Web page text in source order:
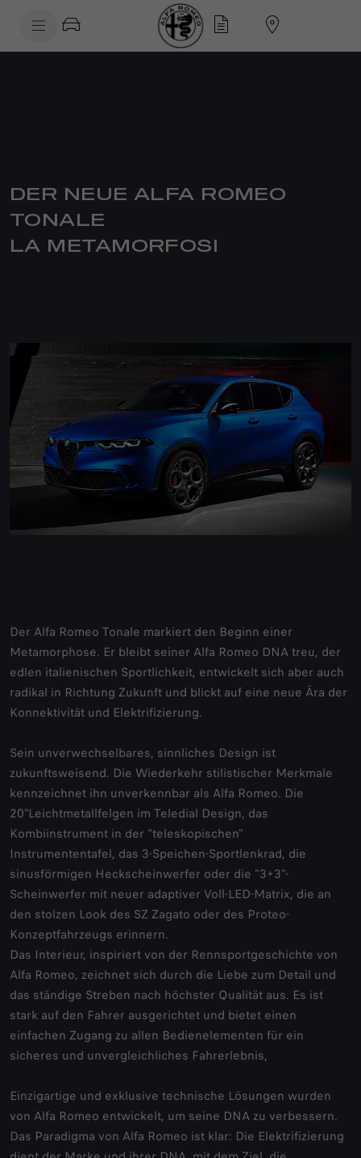
DER NEUE ALFA ROMEO
TONALE
LA METAMORFOSI
Der Alfa Romeo Tonale markiert den Beginn einer
Metamorphose. Er bleibt seiner Alfa Romeo DNA treu, der
edlen italienischen Sportlichkeit, entwickelt sich aber auch
radikal in Richtung Zukunft und blickt auf eine neue Ära der
Konnektivität und Elektrifizierung.
Sein unverwechselbares, sinnliches Design ist
zukunftsweisend. Die Wiederkehr stilistischer Merkmale
kennzeichnet ihn unverkennbar als Alfa Romeo. Die
20"Leichtmetallfelgen im Teledial Design, das
Kombiinstrument in der "teleskopischen"
Instrumententafel, das 3-Speichen-Sportlenkrad, die
sinusförmigen Heckscheinwerfer oder die "3+3"-
Scheinwerfer mit neuer adaptiver Voll-LED-Matrix, die an
den stolzen Look des SZ Zagato oder des Proteo-
Konzeptfahrzeugs erinnern.
Das Interieur, inspiriert von der Rennsportgeschichte von
Alfa Romeo, zeichnet sich durch die Liebe zum Detail und
das ständige Streben nach höchster Qualität aus. Es ist
stark auf den Fahrer ausgerichtet und bietet einen
einfachen Zugang zu allen Bedienelementen für ein
sicheres und unvergleichliches Fahrerlebnis,
Einzigartige und exklusive technische Lösungen wurden
von Alfa Romeo entwickelt, um seine DNA zu verbessern.
Das Paradigma von Alfa Romeo ist klar: Die Elektrifizierung